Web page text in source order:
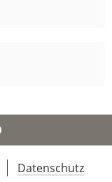
Datenschutz